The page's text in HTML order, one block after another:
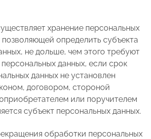
хранение персональных
определить субъекта
не дольше, чем этого требуют
данных, если срок
данных не установлен
договором, стороной
или поручителем
субъект персональных данных.
обработки персональных